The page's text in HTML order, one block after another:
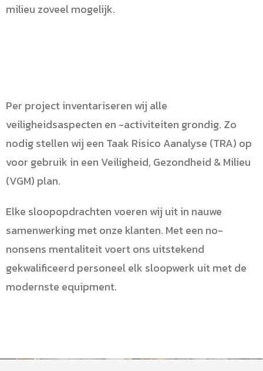
milieu zoveel mogelijk.
Per project inventariseren wij alle
veiligheidsaspecten en -activiteiten grondig. Zo
nodig stellen wij een Taak Risico Aanalyse (TRA) op
voor gebruik in een Veiligheid, Gezondheid & Milieu
(VGM) plan.
Elke sloopopdrachten voeren wij uit in nauwe
samenwerking met onze klanten. Met een no-
nonsens mentaliteit voert ons uitstekend
gekwalificeerd personeel elk sloopwerk uit met de
modernste equipment.